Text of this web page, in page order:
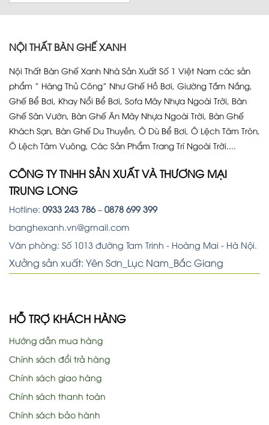
NỘI THẤT BÀN GHẾ XANH
Nội Thất Bàn Ghế Xanh Nhà Sản Xuất Số 1 Việt Nam các sản
phẩm ” Hàng Thủ Công” Như Ghế Hồ Bơi, Giường Tắm Nắng,
Ghế Bể Bơi, Khay Nổi Bể Bơi, Sofa Mây Nhựa Ngoài Trời, Bàn
Ghế Sân Vườn, Bàn Ghế Ăn Mây Nhựa Ngoài Trời, Bàn Ghế
Khách Sạn, Bàn Ghế Du Thuyền, Ô Dù Bể Bơi, Ô Lệch Tâm Tròn,
Ô Lệch Tâm Vuông, Các Sản Phẩm Trang Trí Ngoài Trời....
CÔNG TY TNHH SẢN XUẤT VÀ THƯƠNG MẠI
TRUNG LONG
Hotline: 0933 243 786– 0878 699 399
banghexanh.vn@gmail.com
Văn phòng: Số 1013 đường Tam Trinh - Hoàng Mai - Hà Nội.
Xưởng sản xuất: Yên Sơn_Lục Nam_Bắc Giang
HỖ TRỢ KHÁCH HÀNG
Hướng dẫn mua hàng
Chính sách đổi trả hàng
Chính sách giao hàng
Chính sách thanh toán
Chính sách bảo hành